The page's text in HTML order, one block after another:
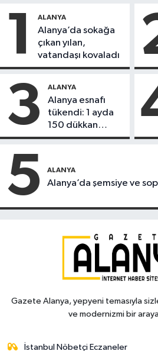
1 ALANYA
Alanya’da sokağa
çıkan yılan,
vatandaşı kovaladı
3 ALANYA
Alanya esnafı
tükendi: 1 ayda
150 dükkan
kapandı
5 ALANYA
Alanya’da şemsiye ve
Gazete Alanya, yepyeni temasıyla
ve modernizmi bir
İstanbul Nöbetçi Eczaneler